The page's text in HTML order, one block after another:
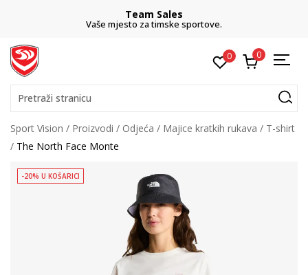
Team Sales
Vaše mjesto za timske sportove.
0 0
Pretraži stranicu
Sport Vision Proizvodi Odjeća Majice kratkih rukava
T-shirt
The North Face Monte
-20% U KOŠARICI